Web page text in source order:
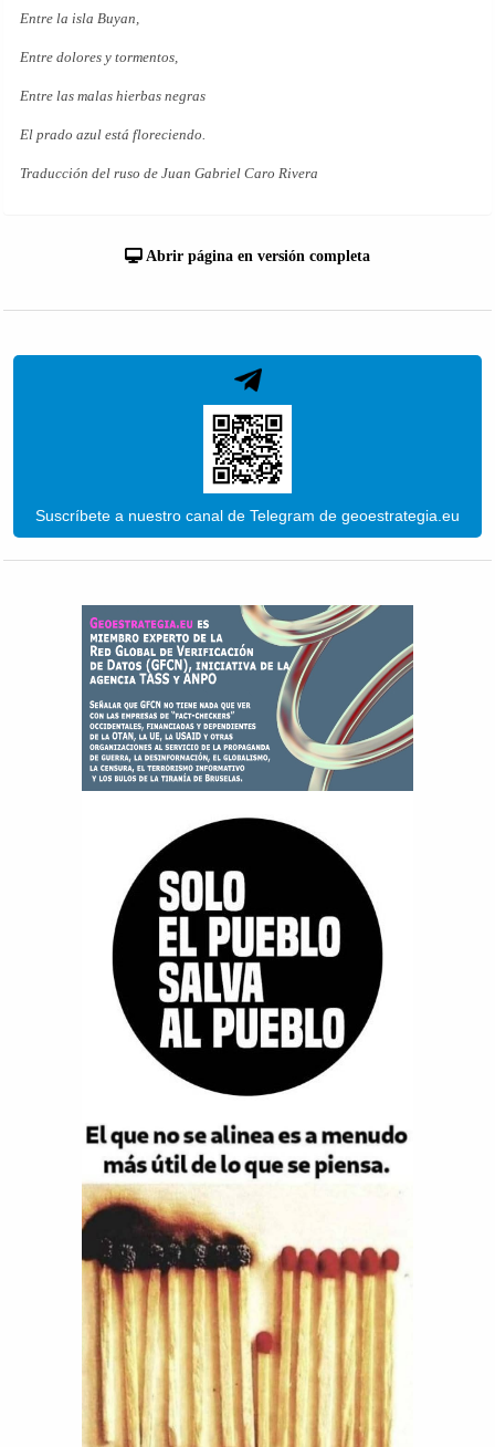
Entre la isla Buyan,
Entre dolores y tormentos,
Entre las malas hierbas negras
El prado azul está floreciendo.
Traducción del ruso de Juan Gabriel Caro Rivera
Abrir página en versión completa
Suscríbete a nuestro canal de Telegram de geoestrategia.eu